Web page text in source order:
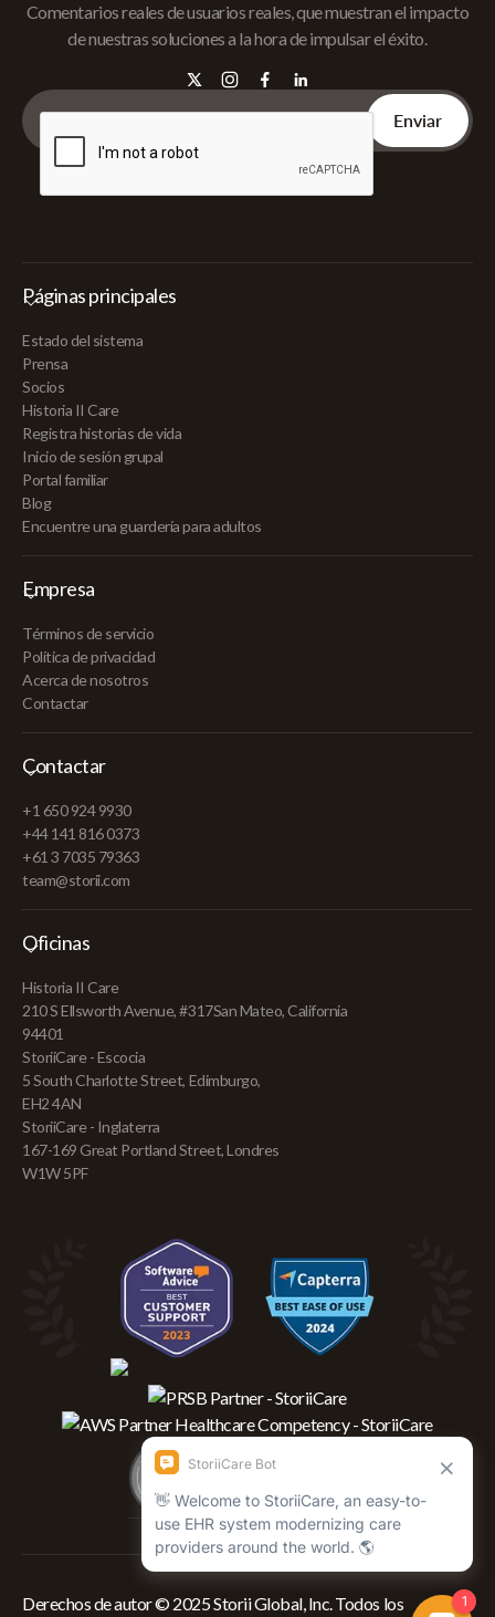
Comentarios reales de usuarios reales, que muestran el impacto
de nuestras soluciones a la hora de impulsar el éxito.
Páginas principales
Estado del sistema
Prensa
Socios
Historia II Care
Registra historias de vida
Inicio de sesión grupal
Portal familiar
Blog
Encuentre una guardería para adultos
Empresa
Términos de servicio
Política de privacidad
Acerca de nosotros
Contactar
Contactar
+1 650 924 9930
+44 141 816 0373
+61 3 7035 79363
team@storii.com
Oficinas
Historia II Care
210 S Ellsworth Avenue, #317San Mateo, California
94401
StoriiCare - Escocia
5 South Charlotte Street, Edimburgo,
EH2 4AN
StoriiCare - Inglaterra
167-169 Great Portland Street, Londres
W1W 5PF
Derechos de autor © 2025 Storii Global, Inc. Todos los